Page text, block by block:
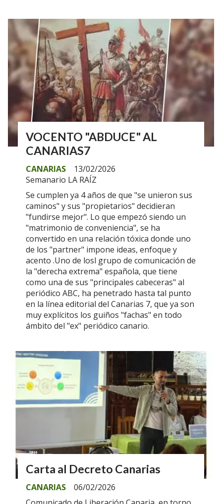
VOCENTO "ABDUCE" AL
CANARIAS7
Semanario LA RAÍZ
CANARIAS 13/02/2026
Se cumplen ya 4 años de que "se unieron sus
caminos" y sus "propietarios" decidieran
"fundirse mejor". Lo que empezó siendo un
"matrimonio de conveniencia", se ha
convertido en una relación tóxica donde uno
de los "partner" impone ideas, enfoque y
acento .Uno de losl grupo de comunicación de
la "derecha extrema" española, que tiene
como una de sus "principales cabeceras" al
periódico ABC, ha penetrado hasta tal punto
en la línea editorial del Canarias 7, que ya son
muy explícitos los guiños "fachas" en todo
ámbito del "ex" periódico canario.
Carta al Decreto Canarias
CANARIAS
06/02/2026